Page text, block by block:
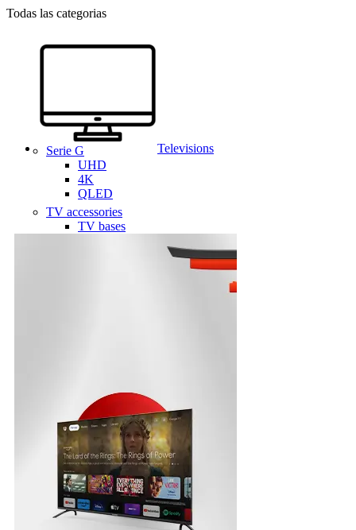
Todas las categorias
Televisions
Serie G
UHD
4K
QLED
TV accessories
TV bases